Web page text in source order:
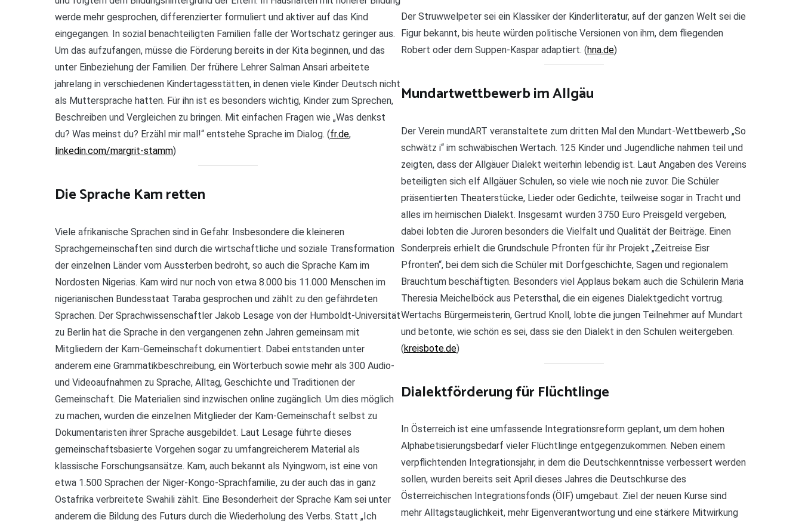
werde mehr gesprochen, differenzierter formuliert und aktiver auf das Kind
eingegangen. In sozial benachteiligten Familien falle der Wortschatz geringer aus.
Um das aufzufangen, müsse die Förderung bereits in der Kita beginnen, und das
unter Einbeziehung der Familien. Der frühere Lehrer Salman Ansari arbeitete
jahrelang in verschiedenen Kindertagesstätten, in denen viele Kinder Deutsch nicht
als Muttersprache hatten. Für ihn ist es besonders wichtig, Kinder zum Sprechen,
Beschreiben und Vergleichen zu bringen. Mit einfachen Fragen wie „Was denkst
du? Was meinst du? Erzähl mir mal!“ entstehe Sprache im Dialog. (fr.de,
linkedin.com/margrit-stamm)
Die Sprache Kam retten
Viele afrikanische Sprachen sind in Gefahr. Insbesondere die kleineren
Sprachgemeinschaften sind durch die wirtschaftliche und soziale Transformation
der einzelnen Länder vom Aussterben bedroht, so auch die Sprache Kam im
Nordosten Nigerias. Kam wird nur noch von etwa 8.000 bis 11.000 Menschen im
nigerianischen Bundesstaat Taraba gesprochen und zählt zu den gefährdeten
Sprachen. Der Sprachwissenschaftler Jakob Lesage von der Humboldt-Universität
zu Berlin hat die Sprache in den vergangenen zehn Jahren gemeinsam mit
Mitgliedern der Kam-Gemeinschaft dokumentiert. Dabei entstanden unter
anderem eine Grammatikbeschreibung, ein Wörterbuch sowie mehr als 300 Audio-
und Videoaufnahmen zu Sprache, Alltag, Geschichte und Traditionen der
Gemeinschaft. Die Materialien sind inzwischen online zugänglich. Um dies möglich
zu machen, wurden die einzelnen Mitglieder der Kam-Gemeinschaft selbst zu
Dokumentaristen ihrer Sprache ausgebildet. Laut Lesage führte dieses
gemeinschaftsbasierte Vorgehen sogar zu umfangreicherem Material als
klassische Forschungsansätze. Kam, auch bekannt als Nyingwom, ist eine von
etwa 1.500 Sprachen der Niger-Kongo-Sprachfamilie, zu der auch das in ganz
Ostafrika verbreitete Swahili zählt. Eine Besonderheit der Sprache Kam sei unter
anderem die Bildung des Futurs durch die Wiederholung des Verbs. Statt „Ich
Der Struwwelpeter sei ein Klassiker der Kinderliteratur, auf der ganzen Welt sei die
Figur bekannt, bis heute würden politische Versionen von ihm, dem fliegenden
Robert oder dem Suppen-Kaspar adaptiert. (hna.de)
Mundartwettbewerb im Allgäu
Der Verein mundART veranstaltete zum dritten Mal den Mundart-Wettbewerb „So
schwätz i“ im schwäbischen Wertach. 125 Kinder und Jugendliche nahmen teil und
zeigten, dass der Allgäuer Dialekt weiterhin lebendig ist. Laut Angaben des Vereins
beteiligten sich elf Allgäuer Schulen, so viele wie noch nie zuvor. Die Schüler
präsentierten Theaterstücke, Lieder oder Gedichte, teilweise sogar in Tracht und
alles im heimischen Dialekt. Insgesamt wurden 3750 Euro Preisgeld vergeben,
dabei lobten die Juroren besonders die Vielfalt und Qualität der Beiträge. Einen
Sonderpreis erhielt die Grundschule Pfronten für ihr Projekt „Zeitreise Eisr
Pfronten“, bei dem sich die Schüler mit Dorfgeschichte, Sagen und regionalem
Brauchtum beschäftigten. Besonders viel Applaus bekam auch die Schülerin Maria
Theresia Meichelböck aus Petersthal, die ein eigenes Dialektgedicht vortrug.
Wertachs Bürgermeisterin, Gertrud Knoll, lobte die jungen Teilnehmer auf Mundart
und betonte, wie schön es sei, dass sie den Dialekt in den Schulen weitergeben.
(kreisbote.de)
Dialektförderung für Flüchtlinge
In Österreich ist eine umfassende Integrationsreform geplant, um dem hohen
Alphabetisierungsbedarf vieler Flüchtlinge entgegenzukommen. Neben einem
verpflichtenden Integrationsjahr, in dem die Deutschkenntnisse verbessert werden
sollen, wurden bereits seit April dieses Jahres die Deutschkurse des
Österreichischen Integrationsfonds (ÖIF) umgebaut. Ziel der neuen Kurse sind
mehr Alltagstauglichkeit, mehr Eigenverantwortung und eine stärkere Mitwirkung